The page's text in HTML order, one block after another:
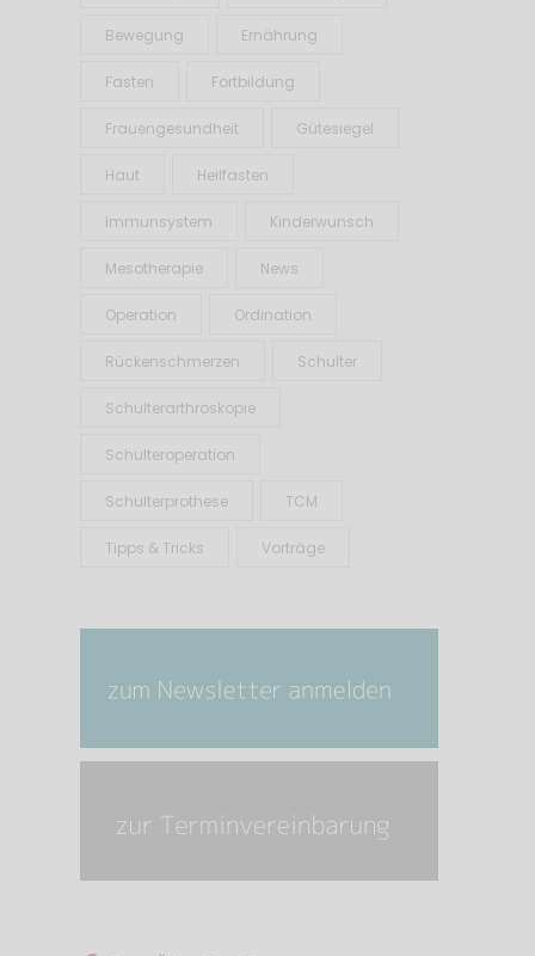
Bewegung Ernährung
Fasten Fortbildung
Frauengesundheit Gütesiegel
Haut Heilfasten
Immunsystem Kinderwunsch
Mesotherapie News
Operation Ordination
Rückenschmerzen Schulter
Schulterarthroskopie
Schulteroperation
Schulterprothese TCM
Tipps & Tricks Vorträge